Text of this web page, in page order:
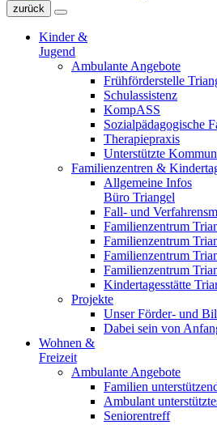
zurück
Kinder &
Jugend
Ambulante Angebote
Frühförderstelle
Schulassistenz
KompASS
Sozialpädagogische
Therapiepraxis
Unterstützte
Familienzentren &
Allgemeine Infos
Büro Triangel
Fall- und
Familienzentrum
Familienzentrum
Familienzentrum
Familienzentrum
Kindertagesstätte
Projekte
Unser Förder- und
Dabei sein von
Wohnen &
Freizeit
Ambulante Angebote
Familien
Ambulant
Seniorentreff